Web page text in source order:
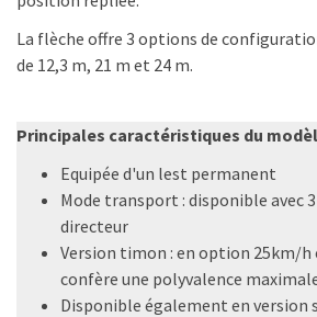
La flèche offre 3 options de
de 12,3 m, 21 m et 24 m.
Principales caractéristiques du
Equipée d'un lest permanent
Mode transport : disponible avec
directeur
Version timon : en option 25km/h
confère une polyvalence
Disponible également en version